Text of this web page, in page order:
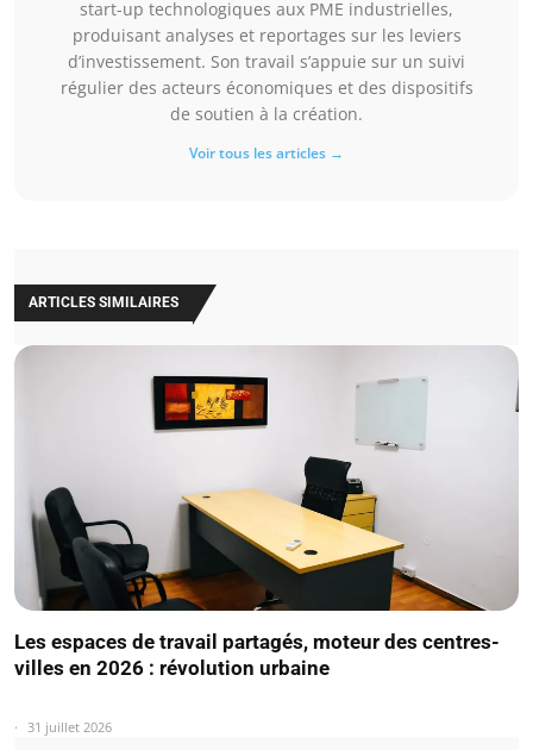
start-up technologiques aux PME industrielles,
produisant analyses et reportages sur les leviers
d’investissement. Son travail s’appuie sur un suivi
régulier des acteurs économiques et des dispositifs
de soutien à la création.
Voir tous les articles →
ARTICLES SIMILAIRES
Les espaces de travail partagés, moteur des centres-
villes en 2026 : révolution urbaine
31 juillet 2026